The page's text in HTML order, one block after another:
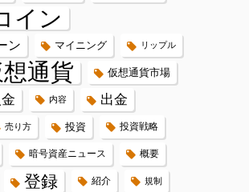
イン
ン マイニング リップル
通貨 仮想通貨市場
内容 出金
売り方 投資 投資戦略
暗号資産ニュース 概要
登録 紹介 規制